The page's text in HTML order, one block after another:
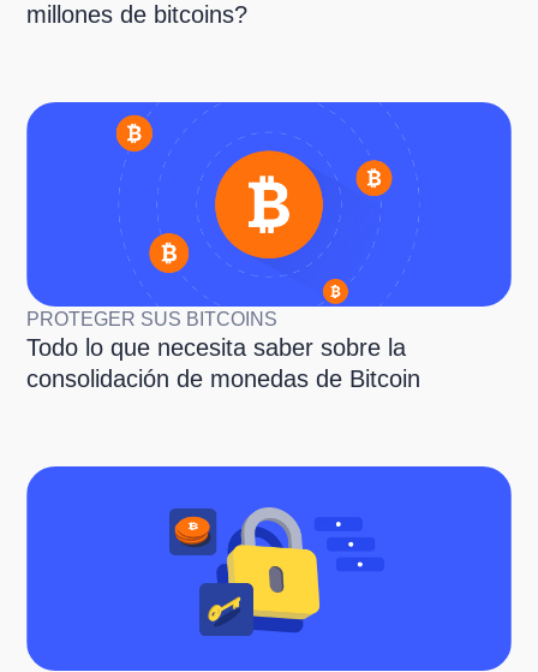
millones de bitcoins?
PROTEGER SUS BITCOINS
Todo lo que necesita saber sobre la
consolidación de monedas de Bitcoin